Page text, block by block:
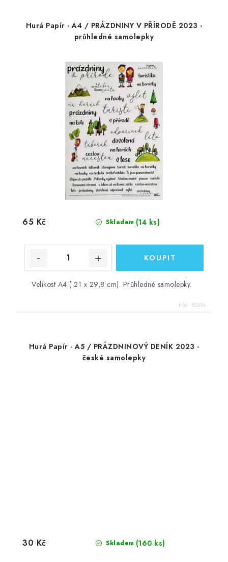
Hurá Papír - A4 / PRÁZDNINY V PŘÍRODĚ 2023 -
průhledné samolepky
Skladem (14 ks)
65 Kč
Velikost A4 ( 21 x 29,8 cm). Průhledné samolepky.
Kód: 85654
Hurá Papír - A5 / PRÁZDNINOVÝ DENÍK 2023 -
české samolepky
Skladem (160 ks)
30 Kč